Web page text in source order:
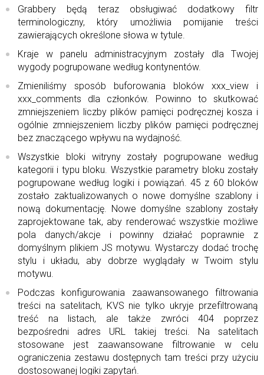
Grabbery będą teraz obsługiwać dodatkowy filtr
terminologiczny, który umożliwia pomijanie treści
zawierających określone słowa w tytule.
Kraje w panelu administracyjnym zostały dla Twojej
wygody pogrupowane według kontynentów.
Zmieniliśmy sposób buforowania bloków xxx_view i
xxx_comments dla członków. Powinno to skutkować
zmniejszeniem liczby plików pamięci podręcznej kosza i
ogólnie zmniejszeniem liczby plików pamięci podręcznej
bez znaczącego wpływu na wydajność.
Wszystkie bloki witryny zostały pogrupowane według
kategorii i typu bloku. Wszystkie parametry bloku zostały
pogrupowane według logiki i powiązań. 45 z 60 bloków
zostało zaktualizowanych o nowe domyślne szablony i
nową dokumentację. Nowe domyślne szablony zostały
zaprojektowane tak, aby renderować wszystkie możliwe
pola danych/akcje i powinny działać poprawnie z
domyślnym plikiem JS motywu. Wystarczy dodać trochę
stylu i układu, aby dobrze wyglądały w Twoim stylu
motywu.
Podczas konfigurowania zaawansowanego filtrowania
treści na satelitach, KVS nie tylko ukryje przefiltrowaną
treść na listach, ale także zwróci 404 poprzez
bezpośredni adres URL takiej treści. Na satelitach
stosowane jest zaawansowane filtrowanie w celu
ograniczenia zestawu dostępnych tam treści przy użyciu
dostosowanej logiki zapytań.